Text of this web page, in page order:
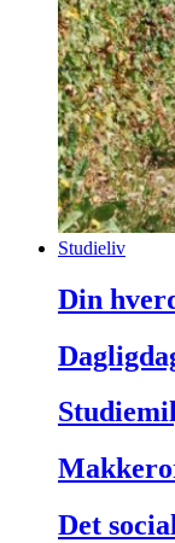
Studieliv
Din
Det